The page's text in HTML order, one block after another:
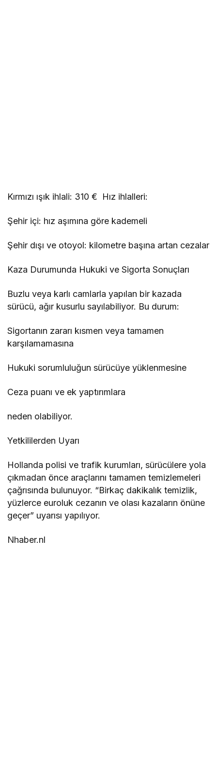
Kırmızı ışık ihlali: 310 € Hız ihlalleri:
Şehir içi: hız aşımına göre kademeli
Şehir dışı ve otoyol: kilometre başına artan cezalar
Kaza Durumunda Hukuki ve Sigorta Sonuçları
Buzlu veya karlı camlarla yapılan bir kazada
sürücü, ağır kusurlu sayılabiliyor. Bu durum:
Sigortanın zararı kısmen veya tamamen
karşılamamasına
Hukuki sorumluluğun sürücüye yüklenmesine
Ceza puanı ve ek yaptırımlara
neden olabiliyor.
Yetkililerden Uyarı
Hollanda polisi ve trafik kurumları, sürücülere yola
çıkmadan önce araçlarını tamamen temizlemeleri
çağrısında bulunuyor. “Birkaç dakikalık temizlik,
yüzlerce euroluk cezanın ve olası kazaların önüne
geçer” uyarısı yapılıyor.
Nhaber.nl